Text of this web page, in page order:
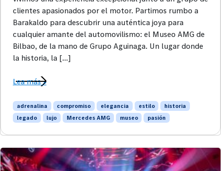
clientes apasionados por el motor. Partimos rumbo a
Barakaldo para descubrir una auténtica joya para
cualquier amante del automovilismo: el Museo AMG de
Bilbao, de la mano de Grupo Aguinaga. Un lugar donde
la historia, la […]
Lea más »
adrenalina compromiso elegancia estilo
historia
legado
lujo Mercedes AMG museo pasión